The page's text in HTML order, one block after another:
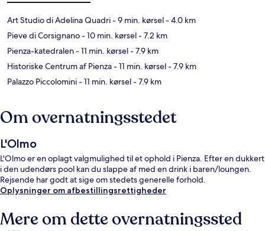
Art Studio di Adelina Quadri- 9 min. kørsel- 4.0 km
Pieve di Corsignano- 10 min. kørsel- 7.2 km
Pienza-katedralen- 11 min. kørsel- 7.9 km
Historiske Centrum af Pienza- 11 min. kørsel- 7.9 km
Palazzo Piccolomini- 11 min. kørsel- 7.9 km
Om overnatningsstedet
L'Olmo
L'Olmo er en oplagt valgmulighed til et ophold i Pienza. Efter en dukkert
i den udendørs pool kan du slappe af med en drink i baren/loungen.
Rejsende har godt at sige om stedets generelle forhold.
Oplysninger om afbestillingsrettigheder
Mere om dette overnatningssted